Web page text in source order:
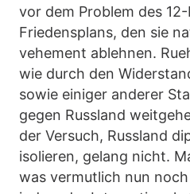
vor dem Problem des
Friedensplans, den sie
vehement ablehnen.
wie durch den
sowie einiger anderer
gegen Russland
der Versuch, Russland
isolieren, gelang nicht.
was vermutlich nun